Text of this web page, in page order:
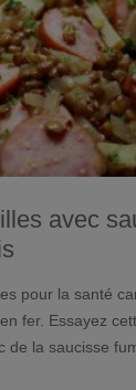
avec
pour la santé
fer. Essayez
de la saucisse